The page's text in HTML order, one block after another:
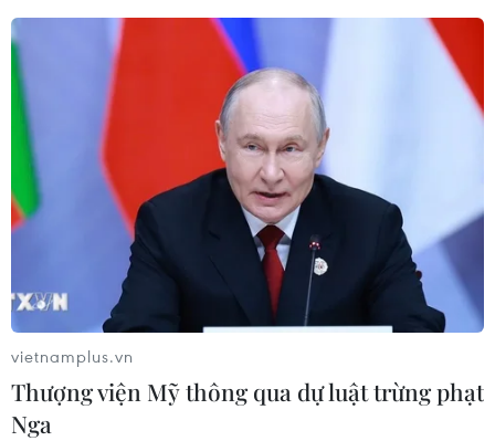
Tổng thống Mỹ Donald Trump: Phía Triều
Tiên sẵn sàng phi hạt nhân hóa
28/02/2019 07:38
Tổng thống Mỹ Donald Trump khẳng định phía Triều
Tiên sẵn sàng phi hạt nhân hóa phần lớn khu vực mà
vietnamplus.vn
Thượng viện Mỹ thông qua dự luật trừng phạt
Nga